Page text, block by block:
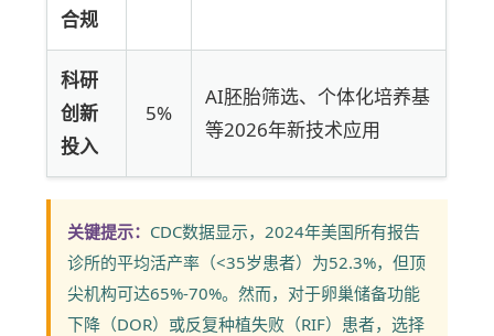
合规
科研
创新
投入
5%
AI胚胎筛选、个体化培养基
等2026年新技术应用
关键提示： CDC数据显示，2024年美国所有报告
诊所的平均活产率（<35岁患者）为52.3%，但顶
尖机构可达65%-70%。然而，对于卵巢储备功能
下降（DOR）或反复种植失败（RIF）患者，选择